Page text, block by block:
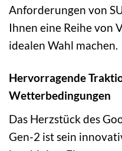
Anforderungen von
Ihnen eine Reihe von
idealen Wahl machen.
Hervorragende
Wetterbedingungen
Das Herzstück des
Gen-2 ist sein